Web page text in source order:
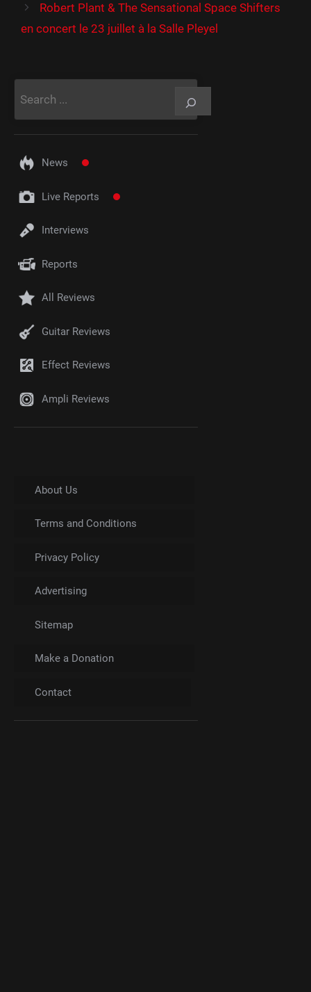
Robert Plant & The Sensational Space Shifters
en concert le 23 juillet à la Salle Pleyel
News
Live Reports
Interviews
Reports
All Reviews
Guitar Reviews
Effect Reviews
Ampli Reviews
About Us
Terms and Conditions
Privacy Policy
Advertising
Sitemap
Make a Donation
Contact